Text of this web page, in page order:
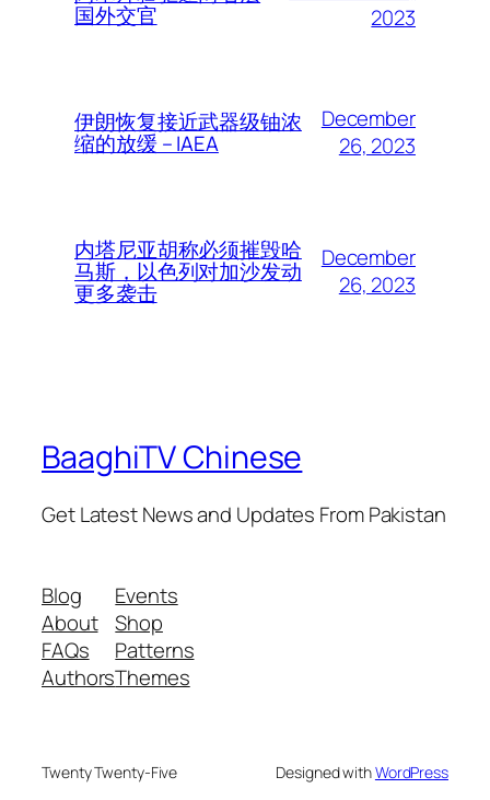
国外交官
2023
伊朗恢复接近武器级铀浓
缩的放缓 – IAEA
December
26, 2023
内塔尼亚胡称必须摧毁哈
马斯，以色列对加沙发动
更多袭击
December
26, 2023
BaaghiTV Chinese
Get Latest News and Updates From Pakistan
Blog
About
FAQs
Authors
Events
Shop
Patterns
Themes
Twenty Twenty-Five Designed withWordPress